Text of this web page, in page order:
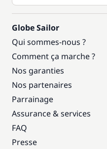
Globe Sailor
Qui sommes-nous ?
Comment ça marche ?
Nos garanties
Nos partenaires
Parrainage
Assurance & services
FAQ
Presse